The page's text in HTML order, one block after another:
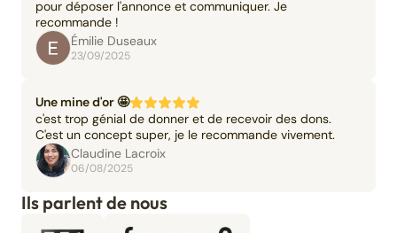
pour déposer l'annonce et communiquer. Je
recommande !
Émilie Duseaux
23/09/2025
Une mine d'or 🤩
c'est trop génial de donner et de recevoir des dons.
C'est un concept super, je le recommande vivement.
Claudine Lacroix
06/08/2025
Ils parlent de nous